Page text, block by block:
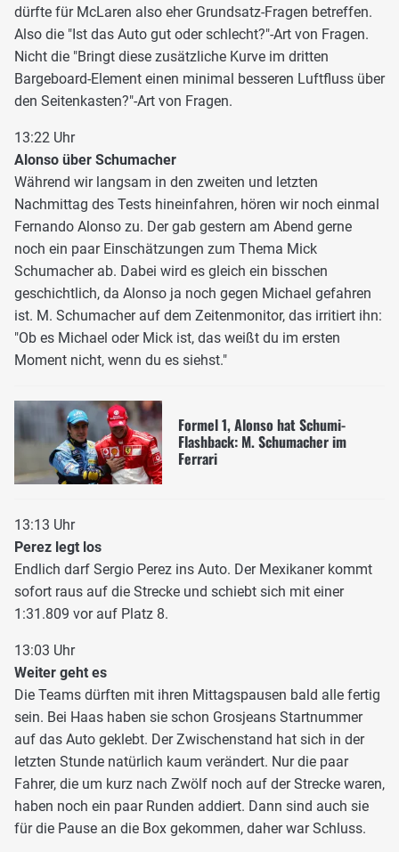
dürfte für McLaren also eher Grundsatz-Fragen betreffen.
Also die "Ist das Auto gut oder schlecht?"-Art von Fragen.
Nicht die "Bringt diese zusätzliche Kurve im dritten
Bargeboard-Element einen minimal besseren Luftfluss über
den Seitenkasten?"-Art von Fragen.
13:22 Uhr
Alonso über Schumacher
Während wir langsam in den zweiten und letzten
Nachmittag des Tests hineinfahren, hören wir noch einmal
Fernando Alonso zu. Der gab gestern am Abend gerne
noch ein paar Einschätzungen zum Thema Mick
Schumacher ab. Dabei wird es gleich ein bisschen
geschichtlich, da Alonso ja noch gegen Michael gefahren
ist. M. Schumacher auf dem Zeitenmonitor, das irritiert ihn:
"Ob es Michael oder Mick ist, das weißt du im ersten
Moment nicht, wenn du es siehst."
Formel 1, Alonso hat Schumi-
Flashback: M. Schumacher im
Ferrari
13:13 Uhr
Perez legt los
Endlich darf Sergio Perez ins Auto. Der Mexikaner kommt
sofort raus auf die Strecke und schiebt sich mit einer
1:31.809 vor auf Platz 8.
13:03 Uhr
Weiter geht es
Die Teams dürften mit ihren Mittagspausen bald alle fertig
sein. Bei Haas haben sie schon Grosjeans Startnummer
auf das Auto geklebt. Der Zwischenstand hat sich in der
letzten Stunde natürlich kaum verändert. Nur die paar
Fahrer, die um kurz nach Zwölf noch auf der Strecke waren,
haben noch ein paar Runden addiert. Dann sind auch sie
für die Pause an die Box gekommen, daher war Schluss.